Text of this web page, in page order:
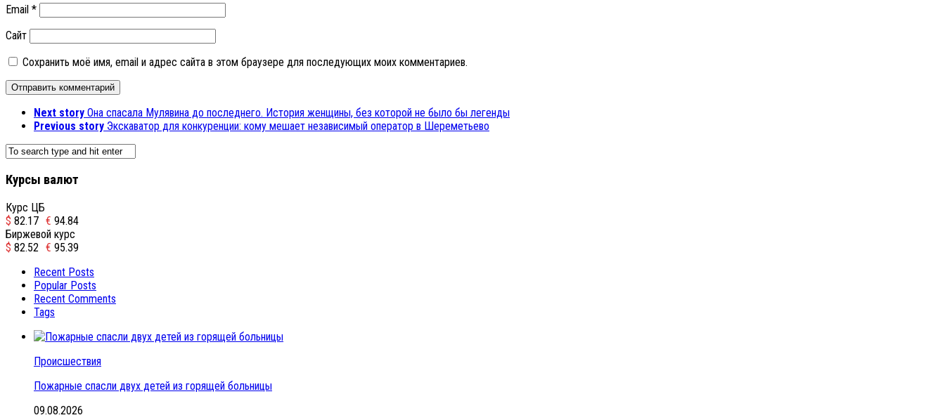
Email *
Сайт
Сохранить моё имя, email и адрес сайта в этом браузере для последующих моих комментариев.
Next story Она спасала Мулявина до последнего. История женщины, без которой не было бы легенды
Previous story Экскаватор для конкуренции: кому мешает независимый оператор в Шереметьево
Курсы валют
Курс ЦБ
$ 82.17 € 94.84
Биржевой курс
$ 82.52 € 95.39
Recent Posts
Popular Posts
Recent Comments
Tags
Происшествия
Пожарные спасли двух детей из горящей больницы
09.08.2026